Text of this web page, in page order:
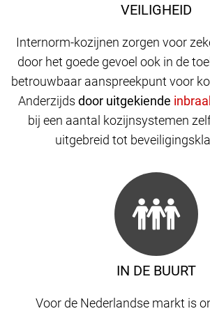
IN DE BUURT
Voor de Nederlandse markt is
VEILIGHEID
Internorm-kozijnen zorgen voor
door het goede gevoel ook in de
betrouwbaar aanspreekpunt voor
Anderzijds door uitgekiende
bij een aantal kozijnsystemen
uitgebreid tot